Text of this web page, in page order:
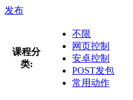
发布
课程分
类:
不限
网页控制
安卓控制
POST发包
常用动作